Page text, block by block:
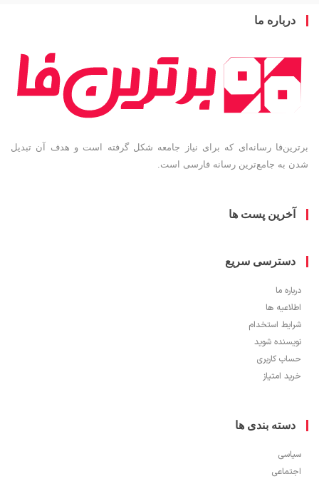
ما
رسانه‌ای که برای نیاز جامعه شکل گرفته است و هدف آن تبدیل
جامع‌ترین رسانه فارسی است.
پست ها
سریع
ها
استخدام
شوید
کاربری
امتیاز
بندی ها